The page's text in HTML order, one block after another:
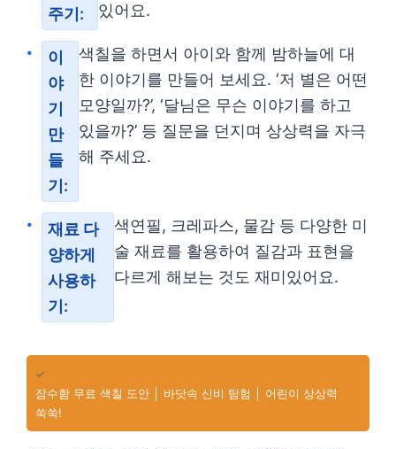
주기:
있어요.
이
야
기
만
들
기:
색칠을 하면서 아이와 함께 밤하늘에 대
한 이야기를 만들어 보세요. ‘저 별은 어떤
모양일까?’, ‘달님은 무슨 이야기를 하고
있을까?’ 등 질문을 던지며 상상력을 자극
해 주세요.
재료 다
양하게
사용하
기:
색연필, 크레파스, 물감 등 다양한 미
술 재료를 활용하여 질감과 표현을
다르게 해보는 것도 재미있어요.
✓
잠수함 무료 색칠 도안 │ 바닷속 신비 탐험 │ 어린이 상상력
쑥쑥!